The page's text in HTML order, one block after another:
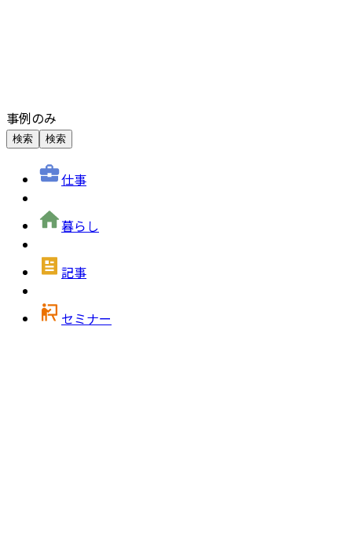
事例のみ
検索 検索
仕事
暮らし
記事
セミナー